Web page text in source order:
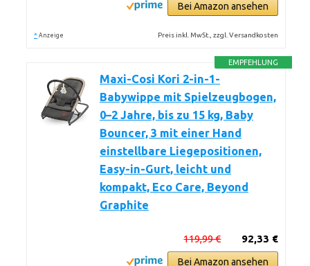
Bei Amazon ansehen
* Anzeige Preis inkl. MwSt., zzgl. Versandkosten
EMPFEHLUNG
Maxi-Cosi Kori 2-in-1-
Babywippe mit Spielzeugbogen,
0–2 Jahre, bis zu 15 kg, Baby
Bouncer, 3 mit einer Hand
einstellbare Liegepositionen,
Easy-in-Gurt, leicht und
kompakt, Eco Care, Beyond
Graphite
92,33 €
119,99 €
Bei Amazon ansehen